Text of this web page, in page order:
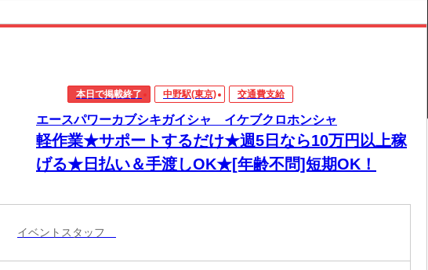
本日で掲載終了 中野駅(東京) 交通費支給
エースパワーカブシキガイシャ イケブクロホンシャ
軽作業★サポートするだけ★週5日なら10万円以上稼
げる★日払い＆手渡しOK★[年齢不問]短期OK！
イベントスタッフ